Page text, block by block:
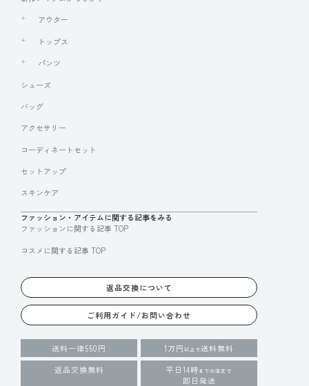
アウター
トップス
パンツ
シューズ
バッグ
アクセサリー
コーディネートセット
セットアップ
スキンケア
ファッション・アイテムに関する記事をみる
ファッションに関する記事 TOP
コスメに関する記事 TOP
返品交換について
ご利用ガイド/お問い合わせ
送料一律550円 1万円 以上で送料無料
返品交換無料
平日14時 までの注文で
即日発送